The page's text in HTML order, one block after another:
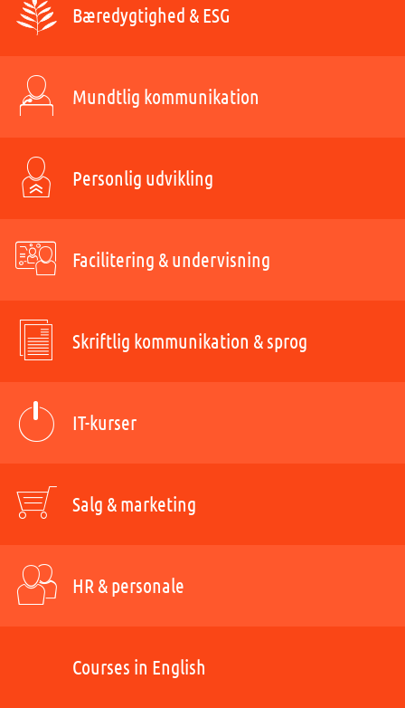
Bæredygtighed & ESG
Mundtlig kommunikation
Personlig udvikling
Facilitering & undervisning
Skriftlig kommunikation & sprog
IT-kurser
Salg & marketing
HR & personale
Courses in English